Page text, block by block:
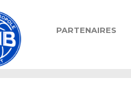
PARTENAIRES